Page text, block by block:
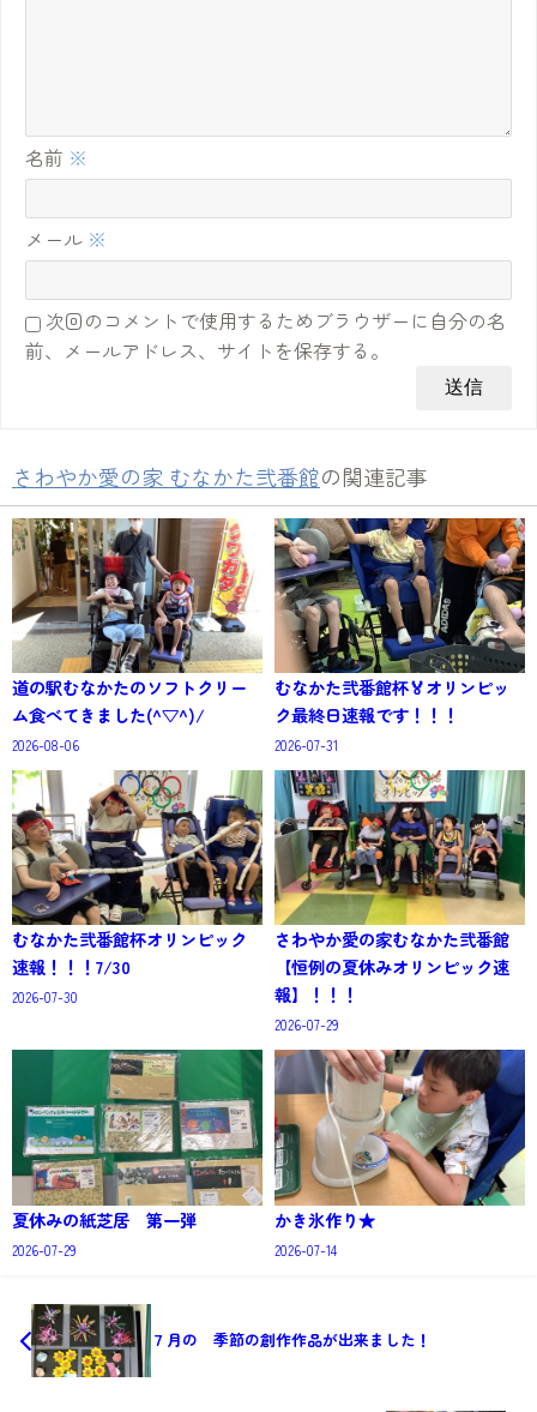
名前 ※
メール ※
次回のコメントで使用するためブラウザーに自分の名
前、メールアドレス、サイトを保存する。
さわやか愛の家 むなかた弐番館の関連記事
道の駅むなかたのソフトクリー
ム食べてきました(^▽^)/
2026-08-06
むなかた弐番館杯🏅オリンピッ
ク最終日速報です！！！
2026-07-31
むなかた弐番館杯オリンピック
速報！！！7/30
2026-07-30
さわやか愛の家むなかた弐番館
【恒例の夏休みオリンピック速
報】！！！
2026-07-29
夏休みの紙芝居 第一弾
2026-07-29
かき氷作り★
2026-07-14
７月の 季節の創作作品が出来ました！